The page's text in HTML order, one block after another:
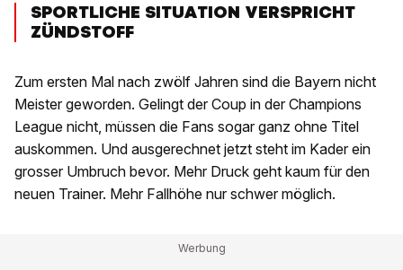
SPORTLICHE SITUATION VERSPRICHT
ZÜNDSTOFF
Zum ersten Mal nach zwölf Jahren sind die Bayern nicht
Meister geworden. Gelingt der Coup in der Champions
League nicht, müssen die Fans sogar ganz ohne Titel
auskommen. Und ausgerechnet jetzt steht im Kader ein
grosser Umbruch bevor. Mehr Druck geht kaum für den
neuen Trainer. Mehr Fallhöhe nur schwer möglich.